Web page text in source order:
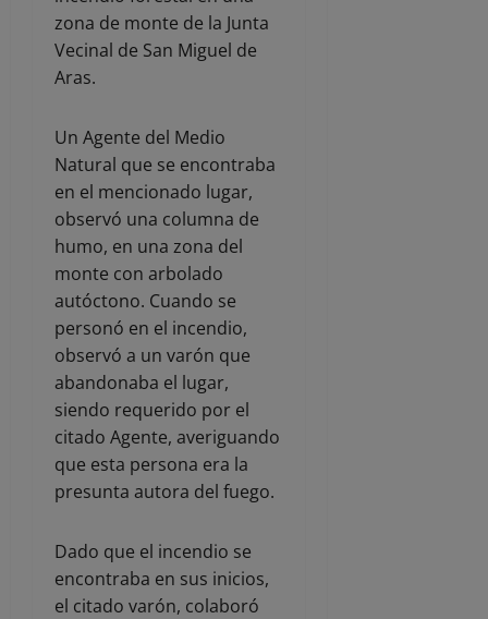
zona de monte de la Junta
Vecinal de San Miguel de
Aras.
Un Agente del Medio
Natural que se encontraba
en el mencionado lugar,
observó una columna de
humo, en una zona del
monte con arbolado
autóctono. Cuando se
personó en el incendio,
observó a un varón que
abandonaba el lugar,
siendo requerido por el
citado Agente, averiguando
que esta persona era la
presunta autora del fuego.
Dado que el incendio se
encontraba en sus inicios,
el citado varón, colaboró